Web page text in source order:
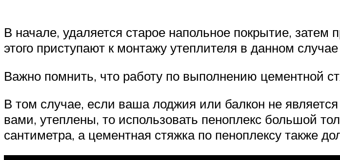
В начале, удаляется старое напольное покрытие,
этого приступают к монтажу утеплителя в данном
Важно помнить, что работу по выполнению цементной
В том случае, если ваша лоджия или балкон не
вами, утеплены, то использовать пеноплекс большой
сантиметра, а цементная стяжка по пеноплексу также